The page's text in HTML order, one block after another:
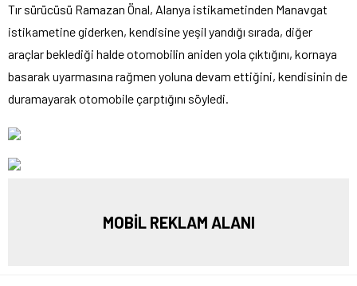
Tır sürücüsü Ramazan Önal, Alanya istikametinden Manavgat
istikametine giderken, kendisine yeşil yandığı sırada, diğer
araçlar beklediği halde otomobilin aniden yola çıktığını, kornaya
basarak uyarmasına rağmen yoluna devam ettiğini, kendisinin de
duramayarak otomobile çarptığını söyledi.
MOBİL REKLAM ALANI